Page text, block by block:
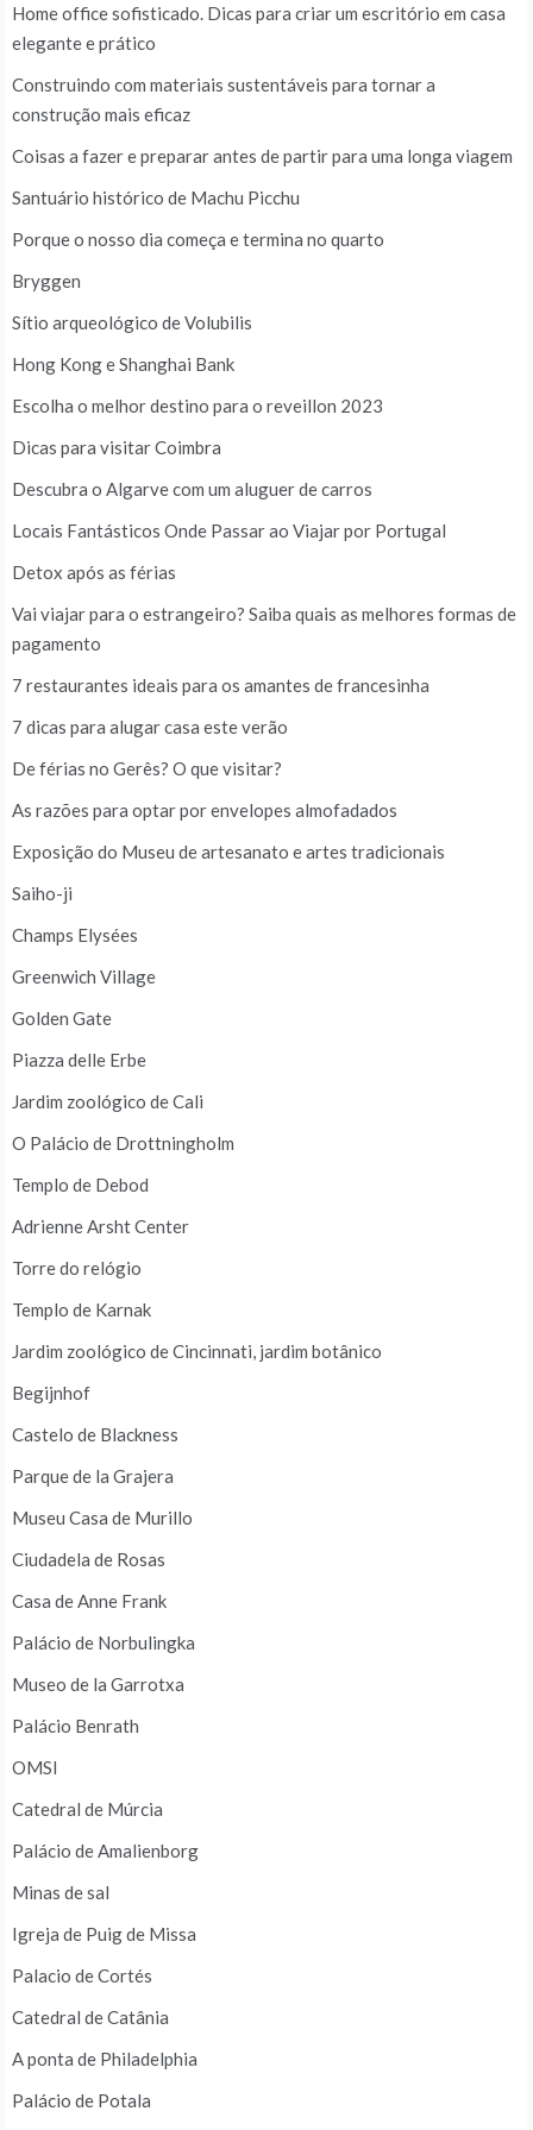
Home office sofisticado. Dicas para criar um escritório em casa
elegante e prático
Construindo com materiais sustentáveis para tornar a
construção mais eficaz
Coisas a fazer e preparar antes de partir para uma longa viagem
Santuário histórico de Machu Picchu
Porque o nosso dia começa e termina no quarto
Bryggen
Sítio arqueológico de Volubilis
Hong Kong e Shanghai Bank
Escolha o melhor destino para o reveillon 2023
Dicas para visitar Coimbra
Descubra o Algarve com um aluguer de carros
Locais Fantásticos Onde Passar ao Viajar por Portugal
Detox após as férias
Vai viajar para o estrangeiro? Saiba quais as melhores formas de
pagamento
7 restaurantes ideais para os amantes de francesinha
7 dicas para alugar casa este verão
De férias no Gerês? O que visitar?
As razões para optar por envelopes almofadados
Exposição do Museu de artesanato e artes tradicionais
Saiho-ji
Champs Elysées
Greenwich Village
Golden Gate
Piazza delle Erbe
Jardim zoológico de Cali
O Palácio de Drottningholm
Templo de Debod
Adrienne Arsht Center
Torre do relógio
Templo de Karnak
Jardim zoológico de Cincinnati, jardim botânico
Begijnhof
Castelo de Blackness
Parque de la Grajera
Museu Casa de Murillo
Ciudadela de Rosas
Casa de Anne Frank
Palácio de Norbulingka
Museo de la Garrotxa
Palácio Benrath
OMSI
Catedral de Múrcia
Palácio de Amalienborg
Minas de sal
Igreja de Puig de Missa
Palacio de Cortés
Catedral de Catânia
A ponta de Philadelphia
Palácio de Potala